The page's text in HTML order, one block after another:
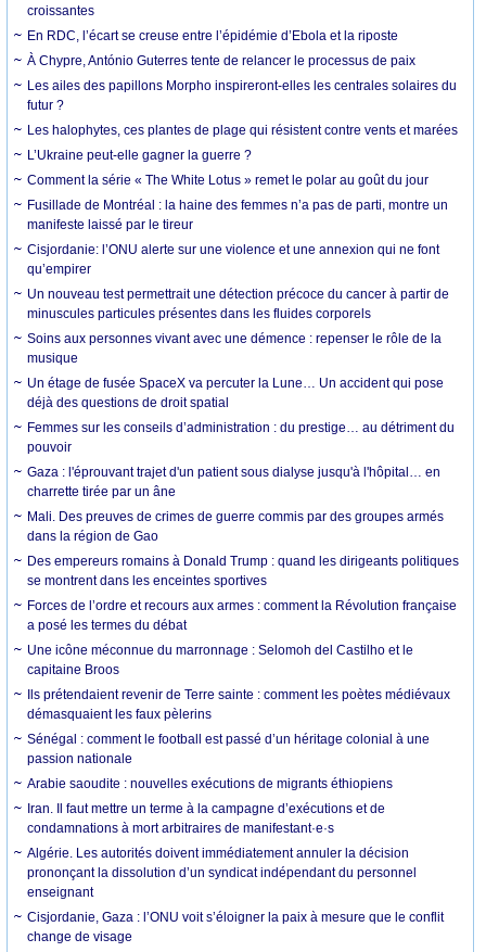
croissantes
En RDC, l’écart se creuse entre l’épidémie d’Ebola et la riposte
À Chypre, António Guterres tente de relancer le processus de paix
Les ailes des papillons Morpho inspireront-elles les centrales solaires du
futur ?
Les halophytes, ces plantes de plage qui résistent contre vents et marées
L’Ukraine peut-elle gagner la guerre ?
Comment la série « The White Lotus » remet le polar au goût du jour
Fusillade de Montréal : la haine des femmes n’a pas de parti, montre un
manifeste laissé par le tireur
Cisjordanie: l’ONU alerte sur une violence et une annexion qui ne font
qu’empirer
Un nouveau test permettrait une détection précoce du cancer à partir de
minuscules particules présentes dans les fluides corporels
Soins aux personnes vivant avec une démence : repenser le rôle de la
musique
Un étage de fusée SpaceX va percuter la Lune… Un accident qui pose
déjà des questions de droit spatial
Femmes sur les conseils d’administration : du prestige… au détriment du
pouvoir
Gaza : l'éprouvant trajet d'un patient sous dialyse jusqu'à l'hôpital… en
charrette tirée par un âne
Mali. Des preuves de crimes de guerre commis par des groupes armés
dans la région de Gao
Des empereurs romains à Donald Trump : quand les dirigeants politiques
se montrent dans les enceintes sportives
Forces de l’ordre et recours aux armes : comment la Révolution française
a posé les termes du débat
Une icône méconnue du marronnage : Selomoh del Castilho et le
capitaine Broos
Ils prétendaient revenir de Terre sainte : comment les poètes médiévaux
démasquaient les faux pèlerins
Sénégal : comment le football est passé d’un héritage colonial à une
passion nationale
Arabie saoudite : nouvelles exécutions de migrants éthiopiens
Iran. Il faut mettre un terme à la campagne d’exécutions et de
condamnations à mort arbitraires de manifestant·e·s
Algérie. Les autorités doivent immédiatement annuler la décision
prononçant la dissolution d’un syndicat indépendant du personnel
enseignant
Cisjordanie, Gaza : l’ONU voit s’éloigner la paix à mesure que le conflit
change de visage